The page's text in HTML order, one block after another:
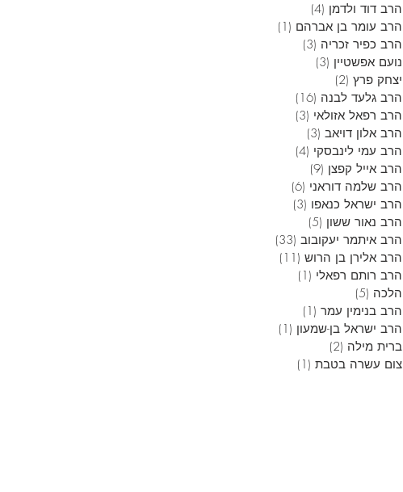
הרב דוד ולדמן (4)
הרב עומר בן אברהם (1)
הרב כפיר זכריה (3)
נועם אפשטיין (3)
יצחק פרץ (2)
הרב גלעד לבנה (16)
הרב רפאל אזולאי (3)
הרב אלון דויאב (3)
הרב עמי לינבסקי (4)
הרב אייל קפצן (9)
הרב שלמה דוראני (6)
הרב ישראל כנאפו (3)
הרב נאור ששון (5)
הרב איתמר יעקובוב (33)
הרב אלירן בן הרוש (11)
הרב רותם רפאלי (1)
הלכה (5)
הרב בנימין עמר (1)
הרב ישראל בן-שמעון (1)
ברית מילה (2)
צום עשרה בטבת (1)